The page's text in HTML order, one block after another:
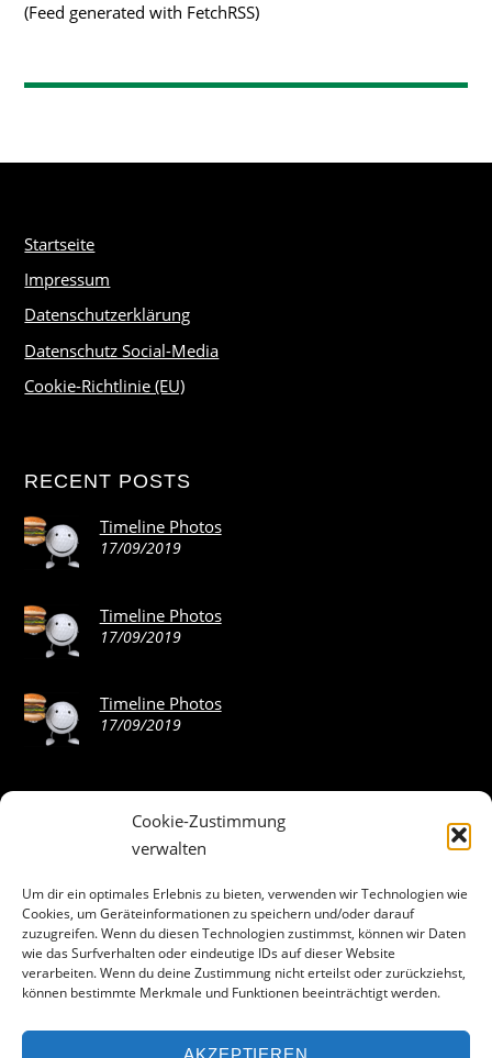
Cookie-Zustimmung
verwalten
Um dir ein optimales Erlebnis zu bieten, verwenden wir Technologien wie
Cookies, um Geräteinformationen zu speichern und/oder darauf
zuzugreifen. Wenn du diesen Technologien zustimmst, können wir Daten
wie das Surfverhalten oder eindeutige IDs auf dieser Website
verarbeiten. Wenn du deine Zustimmung nicht erteilst oder zurückziehst,
können bestimmte Merkmale und Funktionen beeinträchtigt werden.
(Feed generated with FetchRSS)
Startseite
Impressum
Datenschutzerklärung
Datenschutz Social-Media
Cookie-Richtlinie (EU)
RECENT POSTS
Timeline Photos
17/09/2019
Timeline Photos
17/09/2019
Timeline Photos
17/09/2019
ABOUT THE LANDING THEME…
The Landing theme is a one-page design WordPress theme
that’s focused on getting your audience to follow-through
with your call-to-action. Built to work seamlessly with our
drag & drop Builder plugin, it gives you the ability to
customize the look and feel of your content.